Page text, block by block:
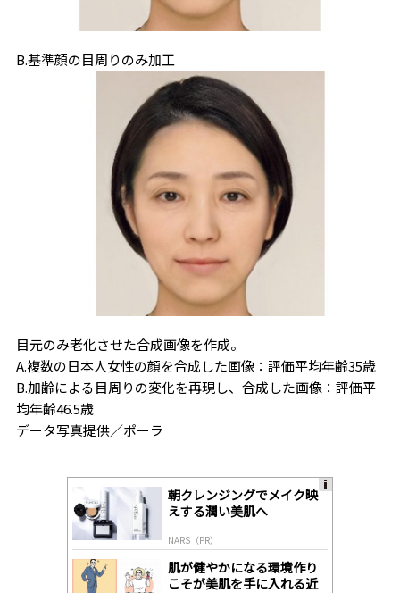
B.基準顔の目周りのみ加工
目元のみ老化させた合成画像を作成。
A.複数の日本人女性の顔を合成した画像：評価平均年齢35歳
B.加齢による目周りの変化を再現し、合成した画像：評価平
均年齢46.5歳
データ写真提供／ポーラ
朝クレンジングでメイク映
えする潤い美肌へ
NARS（PR）
肌が健やかになる環境作り
こそが美肌を手に入れる近